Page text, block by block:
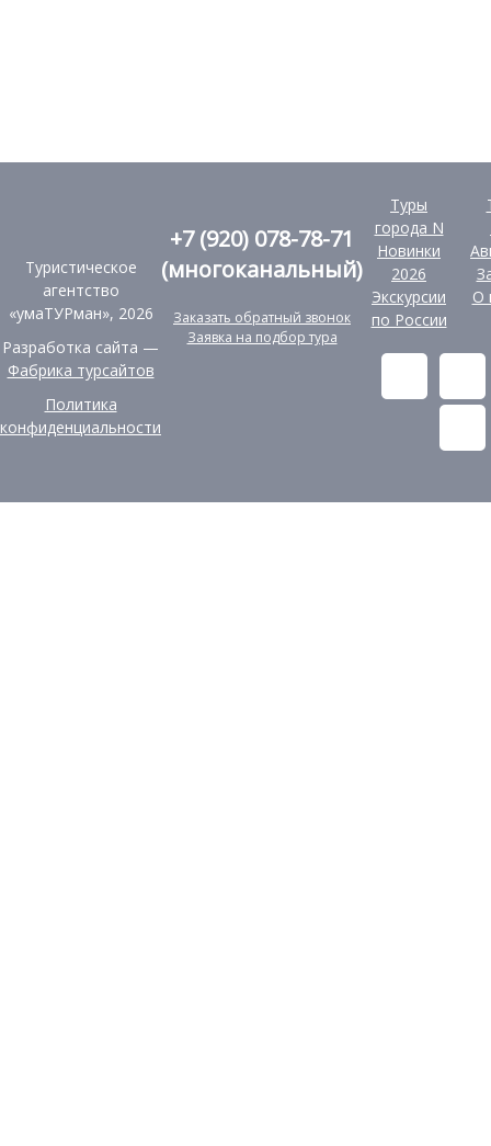
Туристическое
агентство
«умаТУРман», 2026
Разработка сайта —
Фабрика турсайтов
Политика
конфиденциальности
Туры
города N
Новинки
2026
Экскурсии
по России
О
+7 (920) 078-78-71
(многоканальный)
Заказать обратный звонок
Заявка на подбор тура